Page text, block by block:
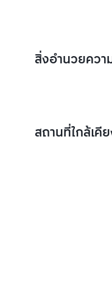
สิ่งอำนวยควา
สถานที่ใกล้เคี